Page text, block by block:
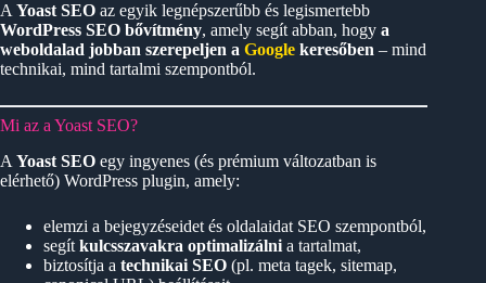
A Yoast SEO az egyik legnépszerűbb és legismertebb
WordPress SEO bővítmény, amely segít abban, hogy a
weboldalad jobban szerepeljen a Google keresőben – mind
technikai, mind tartalmi szempontból.
Mi az a Yoast SEO?
A Yoast SEO egy ingyenes (és prémium változatban is
elérhető) WordPress plugin, amely:
elemzi a bejegyzéseidet és oldalaidat SEO szempontból,
segít kulcsszavakra optimalizálni a tartalmat,
biztosítja a technikai SEO (pl. meta tagek, sitemap,